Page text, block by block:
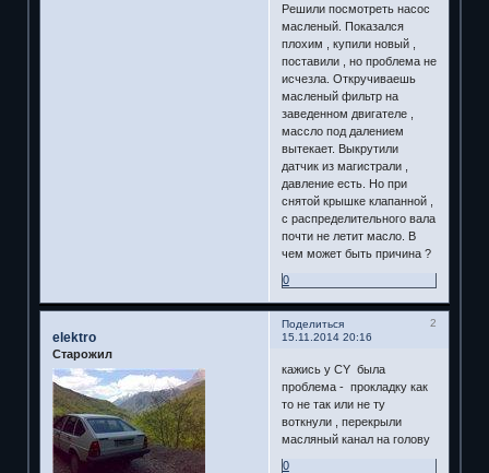
Решили посмотреть насос
масленый. Показался
плохим , купили новый ,
поставили , но проблема не
исчезла. Откручиваешь
масленый фильтр на
заведенном двигателе ,
массло под далением
вытекает. Выкрутили
датчик из магистрали ,
давление есть. Но при
снятой крышке клапанной ,
с распределительного вала
почти не летит масло. В
чем может быть причина ?
0
Поделиться
2
15.11.2014 20:16
elektro
Старожил
кажись у CY была
проблема - прокладку как
то не так или не ту
воткнули , перекрыли
масляный канал на голову
0